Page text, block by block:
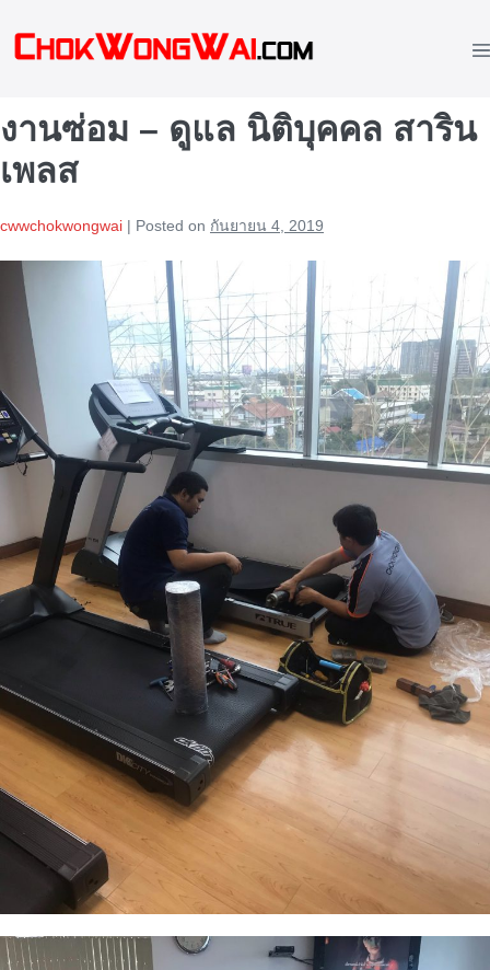
งานซ่อม – ดูแล นิติบุคคล สาริน
เพลส
cwwchokwongwai | Posted on กันยายน 4, 2019